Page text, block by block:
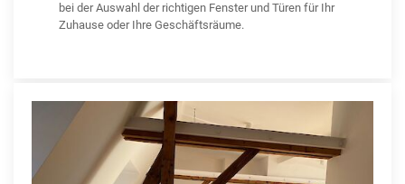
bei der Auswahl der richtigen Fenster und Türen für Ihr
Zuhause oder Ihre Geschäftsräume.